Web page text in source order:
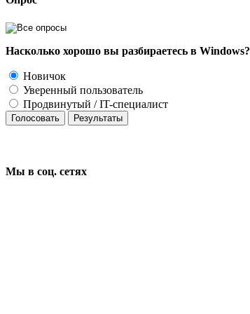
Насколько хорошо вы разбираетесь в Windows?
Новичок
Уверенный пользователь
Продвинутый / IT-специалист
Голосовать Результаты
Мы в соц. сетях